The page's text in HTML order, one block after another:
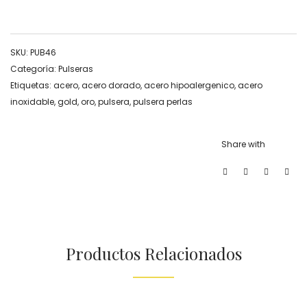
SKU: PUB46
Categoría: Pulseras
Etiquetas: acero,acero dorado,acero hipoalergenico,acero
inoxidable,gold,oro,pulsera,pulsera perlas
Share with
Productos Relacionados